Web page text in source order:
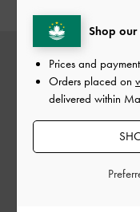
Shop our
Prices and
Orders placed on
delivered within